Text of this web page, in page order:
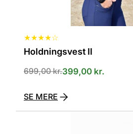
★★★★☆
Holdningsvest II
699,00kr.399,00 kr.
SE MERE